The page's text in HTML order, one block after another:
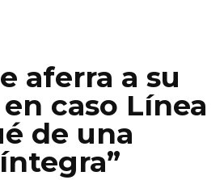
aferra a su
caso Línea
de una